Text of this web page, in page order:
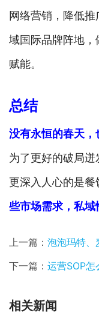
网络营销，降低
域国际品牌阵地，
赋能。
总结
没有永恒的春天
为了更好的破局
更深入人心的是餐
些市场需求，私域
上一篇： 泡泡玛特、麦
下一篇： 运营SOP怎么
相关新闻